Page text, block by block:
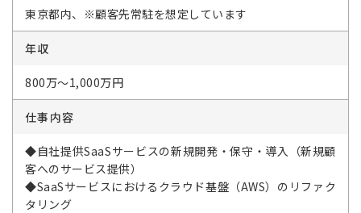
東京都内、※顧客先常駐を想定しています
年収
800万～1,000万円
仕事内容
◆自社提供SaaSサービスの新規開発・保守・導入（新規顧
客へのサービス提供）
◆SaaSサービスにおけるクラウド基盤（AWS）のリファク
タリング